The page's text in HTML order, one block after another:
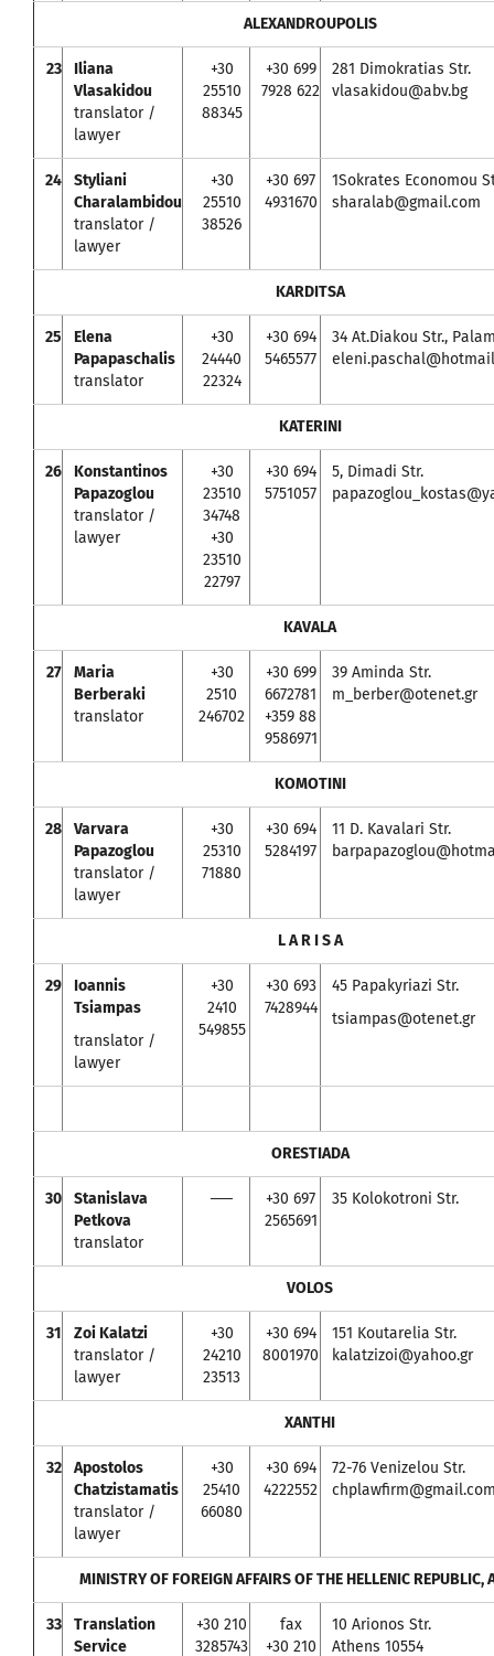
ALEXANDROUPOLIS
23
Iliana
Vlasakidou
translator /
lawyer
+30
25510
88345
+30 699
7928 622
281 Dimokratias Str.
vlasakidou@abv.bg
24
Styliani
Charalambidou
translator /
lawyer
+30
25510
38526
+30 697
4931670
1Sokrates Economou
sharalab@gmail.com
KARDITSA
25
Elena
Papapaschalis
translator
+30
24440
22324
+30 694
5465577
34 At.Diakou Str.,
KATERINI
26
Konstantinos
Papazoglou
translator /
lawyer
+30
23510
34748
+30
23510
22797
+30 694
5751057
5, Dimadi Str.
KAVALA
27
Maria
Berberaki
translator
+30
2510
246702
+30 699
6672781
+359 88
9586971
39 Aminda Str.
m_berber@otenet.gr
KOMOTINI
28
Varvara
Papazoglou
translator /
lawyer
+30
25310
71880
+30 694
5284197
11 D. Kavalari Str.
L A R I S A
29
Ioannis
Tsiampas
translator /
lawyer
+30
2410
549855
+30 693
7428944
45 Papakyriazi Str.
tsiampas@otenet.gr
ORESTIADA
30
Stanislava
Petkova
translator
──
+30 697
2565691
35 Kolokotroni Str.
VOLOS
31
Zoi Kalatzi
translator /
lawyer
+30
24210
23513
+30 694
8001970
151 Koutarelia Str.
kalatzizoi@yahoo.gr
XANTHI
32
Apostolos
Chatzistamatis
translator /
lawyer
+30
25410
66080
+30 694
4222552
72-76 Venizelou Str.
MINISTRY OF FOREIGN AFFAIRS OF THE HELLENIC REPUBLIC,
33
Translation
Service
+30 210
3285743
fax
+30 210
10 Arionos Str.
Athens 10554